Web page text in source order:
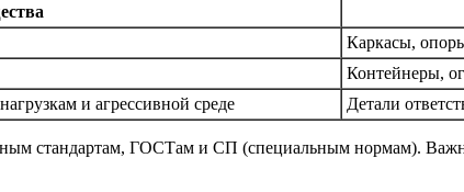
Каркасы,
Контейнеры,
и агрессивной среде Детали
стандартам, ГОСТам и СП (специальным нормам).